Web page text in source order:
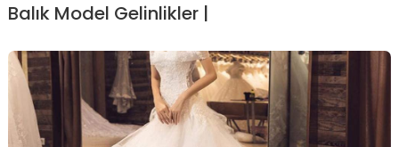
Balık Model Gelinlikler |